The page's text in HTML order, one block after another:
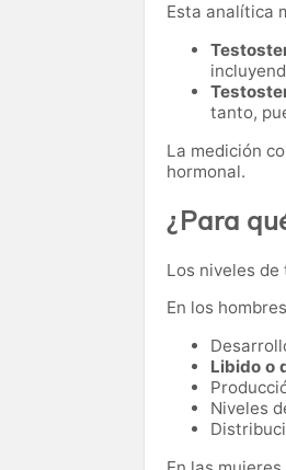
Esta analítica
tanto,
La medición
hormonal.
¿Para
Los niveles
En los
Libido o
Niveles